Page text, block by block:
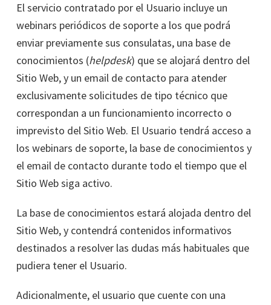
El servicio contratado por el Usuario incluye un
webinars periódicos de soporte a los que podrá
enviar previamente sus consulatas, una base de
conocimientos (helpdesk) que se alojará dentro del
Sitio Web, y un email de contacto para atender
exclusivamente solicitudes de tipo técnico que
correspondan a un funcionamiento incorrecto o
imprevisto del Sitio Web. El Usuario tendrá acceso a
los webinars de soporte, la base de conocimientos y
el email de contacto durante todo el tiempo que el
Sitio Web siga activo.
La base de conocimientos estará alojada dentro del
Sitio Web, y contendrá contenidos informativos
destinados a resolver las dudas más habituales que
pudiera tener el Usuario.
Adicionalmente, el usuario que cuente con una